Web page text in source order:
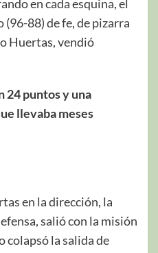
en cada esquina, el
88) de fe, de pizarra
Huertas, vendió
24 puntos y una
llevaba meses
en la dirección, la
salió con la misión
colapsó la salida de